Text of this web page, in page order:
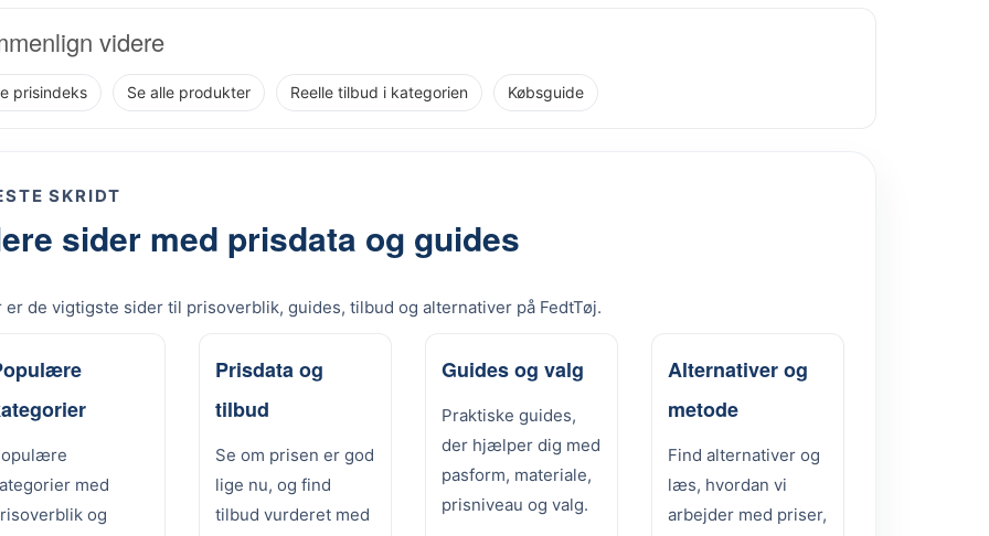
videre
prisindeks Se alle produkter Reelle tilbud i kategorien Købsguide
SKRIDT
sider med prisdata og guides
er de vigtigste sider til prisoverblik, guides, tilbud og alternativer på FedtTøj.
med
og
Prisdata og
tilbud
Se om prisen er god
lige nu, og find
tilbud vurderet med
Guides og valg
Praktiske guides,
der hjælper dig med
pasform, materiale,
prisniveau og valg.
Alternativer og
metode
Find alternativer og
læs, hvordan vi
arbejder med priser,